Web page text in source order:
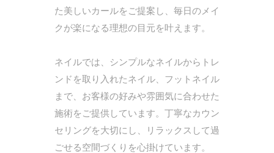
た美しいカールをご提案し、毎日のメイ
クが楽になる理想の目元を叶えます。
ネイルでは、シンプルなネイルからトレ
ンドを取り入れたネイル、フットネイル
まで、お客様の好みや雰囲気に合わせた
施術をご提供しています。丁寧なカウン
セリングを大切にし、リラックスして過
ごせる空間づくりを心掛けています。